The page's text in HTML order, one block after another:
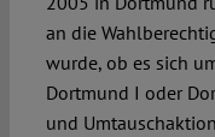
an die
wurde, ob es sich
Dortmund I oder
und